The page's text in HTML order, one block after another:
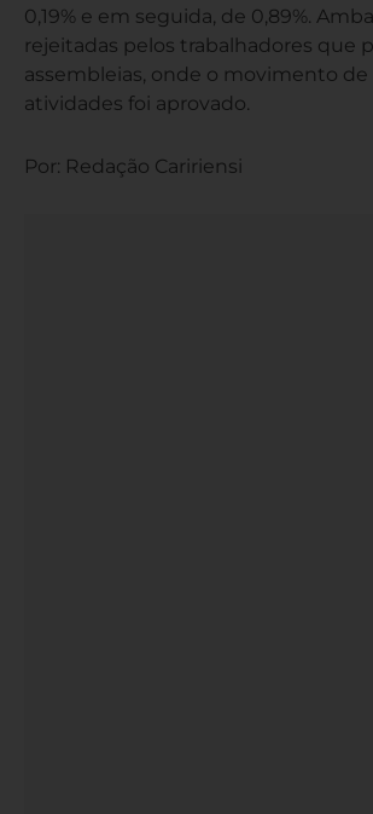
0,19% e em seguida, de 0,89%.
rejeitadas pelos trabalhadores que
assembleias, onde o movimento de
atividades foi aprovado.
Por: Redação Caririensi